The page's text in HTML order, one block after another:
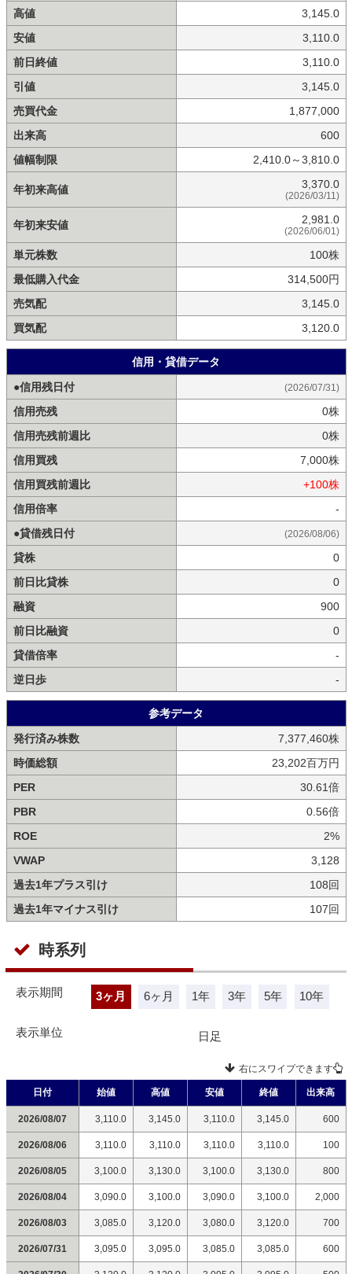
高値
3,145.0
安値
3,110.0
前日終値
3,110.0
引値
3,145.0
売買代金
1,877,000
出来高
600
値幅制限
2,410.0～3,810.0
年初来高値 3,370.0
(2026/03/11)
年初来安値 2,981.0
(2026/06/01)
単元株数
100株
最低購入代金
314,500円
売気配
3,145.0
買気配
3,120.0
信用・貸借データ
●信用残日付
(2026/07/31)
信用売残
0株
信用売残前週比
0株
信用買残
7,000株
信用買残前週比
+100株
信用倍率
-
●貸借残日付
(2026/08/06)
貸株
0
前日比貸株
0
融資
900
前日比融資
0
貸借倍率
-
逆日歩
-
参考データ
発行済み株数
7,377,460株
時価総額
23,202百万円
PER
30.61倍
PBR
0.56倍
ROE
2%
VWAP
3,128
過去1年プラス引け
108回
過去1年マイナス引け
107回
時系列
表示期間 3ヶ月 6ヶ月 1年 3年 5年 10年
表示単位 日足
右にスワイプできます
日付 始値 高値 安値 終値 出来高
2026/08/07 3,110.0 3,145.0 3,110.0 3,145.0 600
2026/08/06 3,110.0 3,110.0 3,110.0 3,110.0 100
2026/08/05 3,100.0 3,130.0 3,100.0 3,130.0 800
2026/08/04 3,090.0 3,100.0 3,090.0 3,100.0 2,000
2026/08/03 3,085.0 3,120.0 3,080.0 3,120.0 700
2026/07/31 3,095.0 3,095.0 3,085.0 3,085.0 600